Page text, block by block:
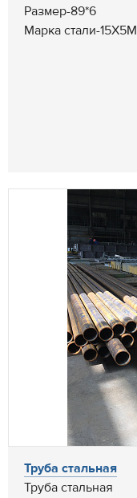
Размер-89*6
Марка стали-15Х5М
Труба стальная
Труба стальная